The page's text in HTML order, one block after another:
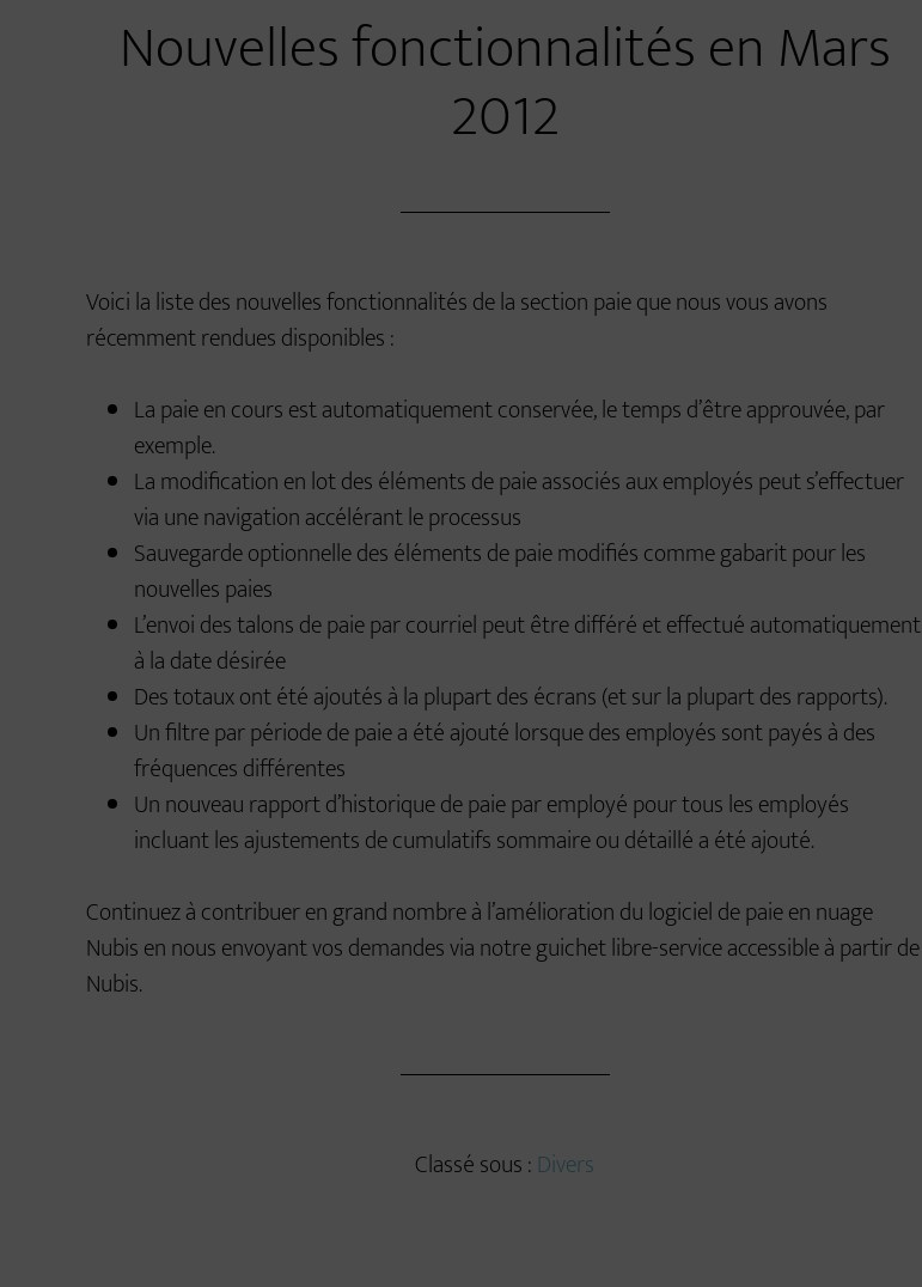
Nouvelles fonctionnalités en Mars
2012
Voici la liste des nouvelles fonctionnalités de la section paie que nous vous avons
récemment rendues disponibles :
La paie en cours est automatiquement conservée, le temps d’être approuvée, par
exemple.
La modification en lot des éléments de paie associés aux employés peut s’effectuer
via une navigation accélérant le processus
Sauvegarde optionnelle des éléments de paie modifiés comme gabarit pour les
nouvelles paies
L’envoi des talons de paie par courriel peut être différé et effectué automatiquement
à la date désirée
Des totaux ont été ajoutés à la plupart des écrans (et sur la plupart des rapports).
Un filtre par période de paie a été ajouté lorsque des employés sont payés à des
fréquences différentes
Un nouveau rapport d’historique de paie par employé pour tous les employés
incluant les ajustements de cumulatifs sommaire ou détaillé a été ajouté.
Continuez à contribuer en grand nombre à l’amélioration du logiciel de paie en nuage
Nubis en nous envoyant vos demandes via notre guichet libre-service accessible à partir de
Nubis.
Classé sous : Divers